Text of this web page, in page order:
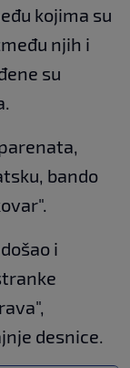
kojima su
njih i
su
bando
i
desnice.